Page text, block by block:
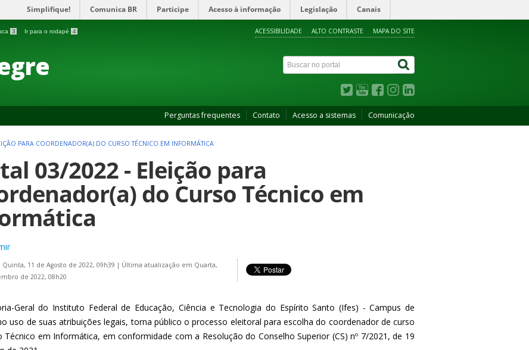
Simplifique! Comunica BR Participe Acesso à informação Legislação Canais
3 Ir para o rodapé 4 ACESSIBILIDADE ALTO CONTRASTE MAPA DO SITE
Perguntas frequentes Contato Acesso a sistemas Comunicação
PARA COORDENADOR(A) DO CURSO TÉCNICO EM INFORMÁTICA
03/2022 - Eleição para
do Curso Técnico em
11 de Agosto de 2022, 09h39 | Última atualização em Quarta,
de 2022, 08h20
Geral do Instituto Federal de Educação, Ciência e Tecnologia do Espírito Santo (Ifes) - Campus de
uso de suas atribuições legais, torna público o processo eleitoral para escolha do coordenador de curso
Técnico em Informática, em conformidade com a Resolução do Conselho Superior (CS) nº 7/2021, de 19